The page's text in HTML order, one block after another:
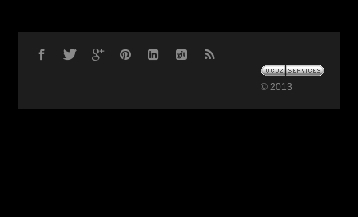
© 2013